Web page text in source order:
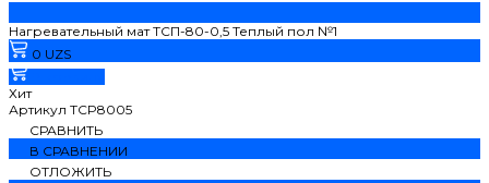
Нагревательный мат ТСП-80-0,5 Теплый пол №1
0 UZS
Хит
Артикул TCP8005
СРАВНИТЬ
В СРАВНЕНИИ
ОТЛОЖИТЬ